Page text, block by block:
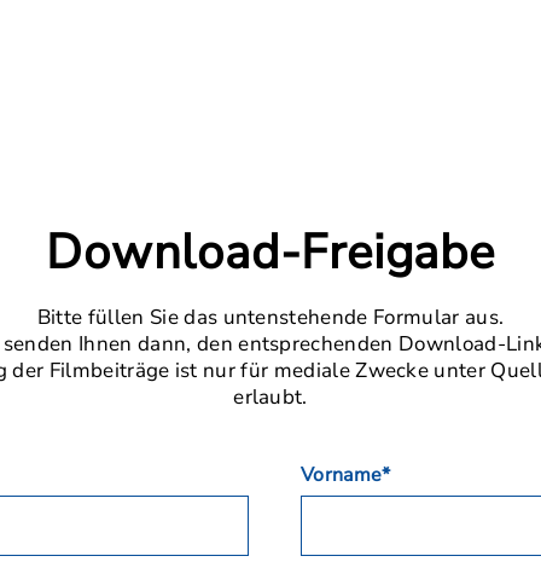
Download-Freigabe
Bitte füllen Sie das untenstehende Formular aus.
Ihnen dann, den entsprechenden Download-
der Filmbeiträge ist nur für mediale Zwecke unter
erlaubt.
Vorname*